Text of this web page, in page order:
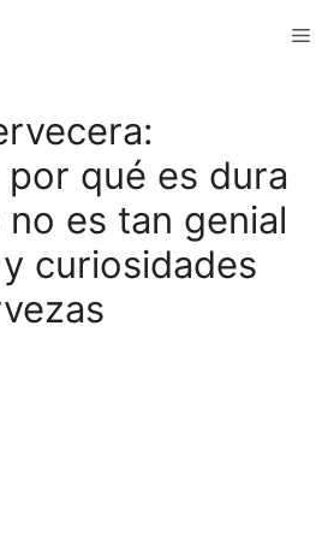
por qué es dura
es tan genial
curiosidades